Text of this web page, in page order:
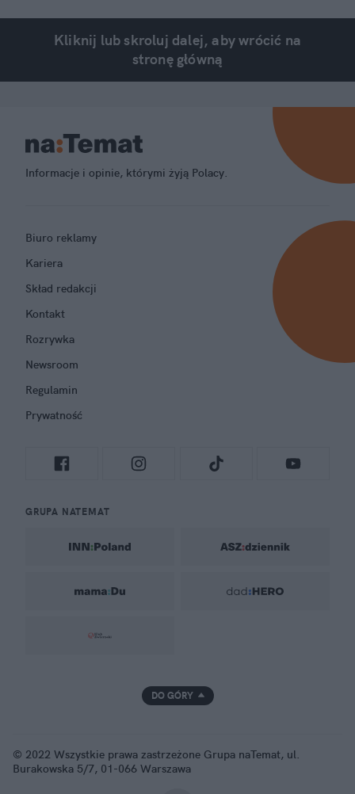
Kliknij lub skroluj dalej, aby wrócić na
stronę główną
Informacje i opinie, którymi żyją Polacy.
Biuro reklamy
Kariera
Skład redakcji
Kontakt
Rozrywka
Newsroom
Regulamin
Prywatność
GRUPA NATEMAT
DO GÓRY
© 2022 Wszystkie prawa zastrzeżone Grupa naTemat, ul.
Burakowska 5/7, 01-066 Warszawa